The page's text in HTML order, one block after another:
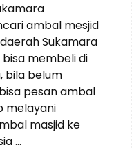
ambal mesjid
Sukamara
membeli di
bila belum
pesan ambal
melayani
masjid ke
…